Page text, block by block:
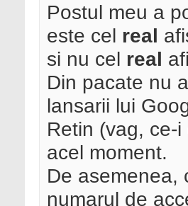
Postul meu a
este cel real
si nu cel real
Din pacate nu
lansarii lui
Retin (vag, ce-
acel moment.
De asemenea,
numarul de